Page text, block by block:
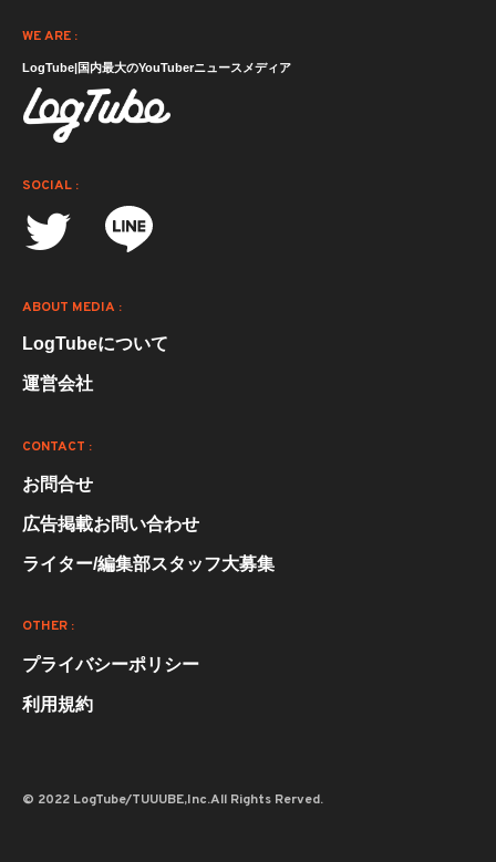
WE ARE :
LogTube|国内最大のYouTuberニュースメディア
SOCIAL :
ABOUT MEDIA :
LogTubeについて
運営会社
CONTACT :
お問合せ
広告掲載お問い合わせ
ライター/編集部スタッフ大募集
OTHER :
プライバシーポリシー
利用規約
© 2022 LogTube/TUUUBE,Inc.All Rights Rerved.